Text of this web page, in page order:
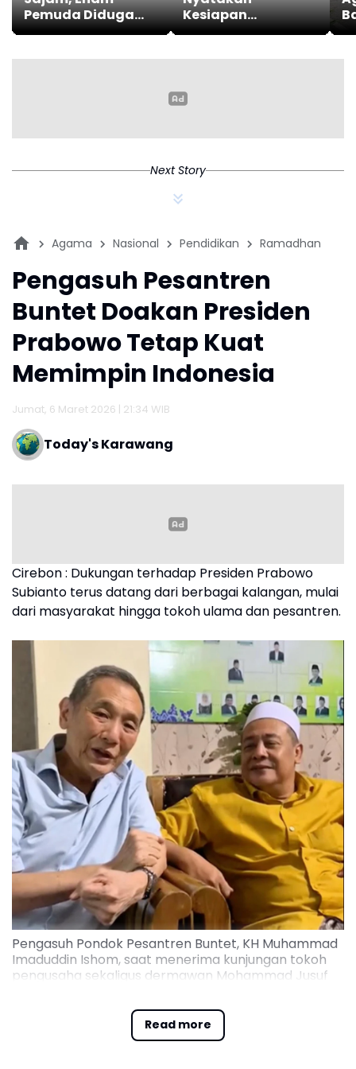
Pemuda Diduga
Kelompok
Diamankan Polisi
Kesiapan
Pengamanan
Capai 100%
Next Story
Agama Nasional Pendidikan Ramadhan
Pengasuh Pesantren
Buntet Doakan Presiden
Prabowo Tetap Kuat
Memimpin Indonesia
Jumat, 6 Maret 2026 | 21:34 WIB
Today's Karawang
Read more
Cirebon : Dukungan terhadap Presiden Prabowo
Subianto terus datang dari berbagai kalangan, mulai
dari masyarakat hingga tokoh ulama dan pesantren.
Pengasuh Pondok Pesantren Buntet, KH Muhammad
Imaduddin Ishom, saat menerima kunjungan tokoh
pengusaha sekaligus dermawan Mohammad Jusuf
Kali ini doa dan dukungan disampaikan oleh
pengasuh Pondok Pesantren Buntet, KH Muhammad